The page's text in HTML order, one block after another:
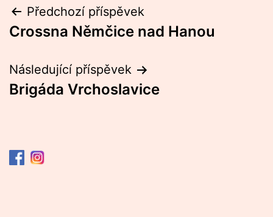
Navigace
pro
příspěvek
Předchozí příspěvek
Crossna Němčice nad Hanou
Následující příspěvek
Brigáda Vrchoslavice